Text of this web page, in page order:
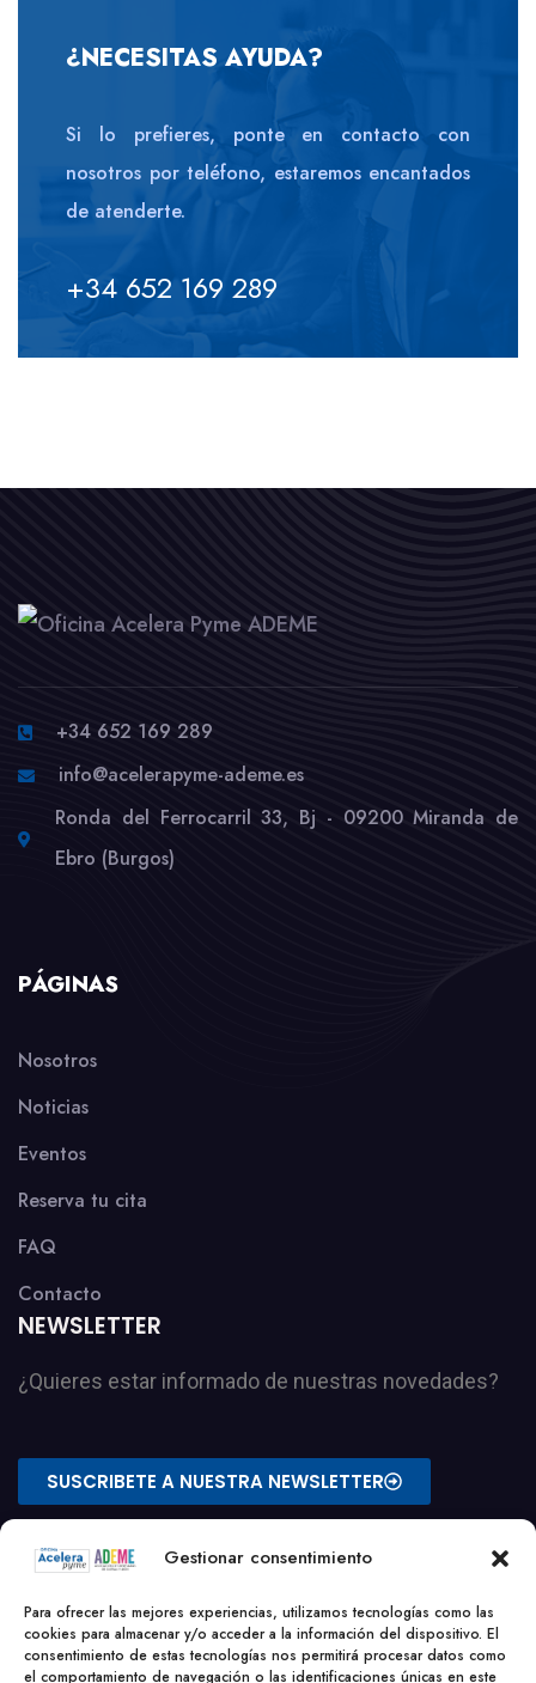
Gestionar consentimiento
Para ofrecer las mejores experiencias, utilizamos tecnologías como las
cookies para almacenar y/o acceder a la información del dispositivo. El
consentimiento de estas tecnologías nos permitirá procesar datos como
el comportamiento de navegación o las identificaciones únicas en este
¿NECESITAS AYUDA?
Si lo prefieres, ponte en contacto con
nosotros por teléfono, estaremos encantados
de atenderte.
+34 652 169 289
+34 652 169 289
info@acelerapyme-ademe.es
Ronda del Ferrocarril 33, Bj - 09200 Miranda de
Ebro (Burgos)
PÁGINAS
Nosotros
Noticias
Eventos
Reserva tu cita
FAQ
Contacto
NEWSLETTER
¿Quieres estar informado de nuestras novedades?
SUSCRIBETE A NUESTRA NEWSLETTER